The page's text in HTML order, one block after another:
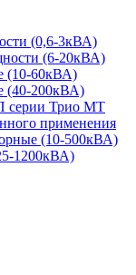
(0,6-3кВА)
(6-20кВА)
(10-60кВА)
(40-200кВА)
серии Трио МТ
применения
(10-500кВА)
1200кВА)